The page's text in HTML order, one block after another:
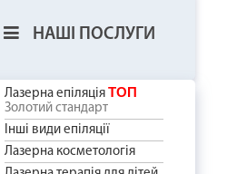
НАШІ ПОСЛУГИ
Лазерна епіляція ТОП
Золотий стандарт
Інші види епіляції
Лазерна косметологія